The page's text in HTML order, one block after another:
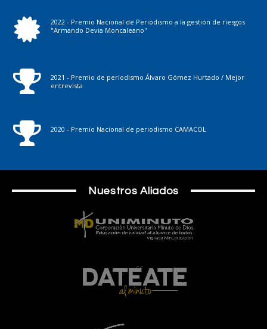
2022 - Premio Nacional de Periodismo a la gestión de riesgos
"Armando Devia Moncaleano"
2021 - Premio de periodismo Álvaro Gómez Hurtado / Mejor
entrevista
2020 - Premio Nacional de periodismo CAMACOL
Nuestros Aliados